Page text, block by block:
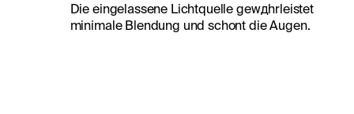
Die eingelassene Lichtquelle gewдhrleistet
minimale Blendung und schont die Augen.